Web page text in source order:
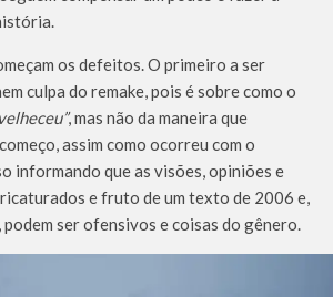
os defeitos. O primeiro a ser
culpa do remake, pois é sobre como o
, mas não da maneira que
assim como ocorreu com o
informando que as visões, opiniões e
e fruto de um texto de 2006 e,
ser ofensivos e coisas do gênero.